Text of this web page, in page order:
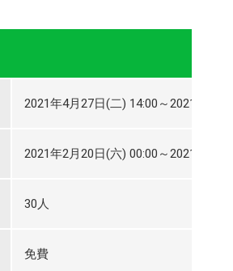
2021年4月27日(二) 14:00～2021年4月
2021年2月20日(六) 00:00～2021年4月
30人
免費